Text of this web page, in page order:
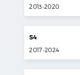
2013-2020
S4
2017-2024